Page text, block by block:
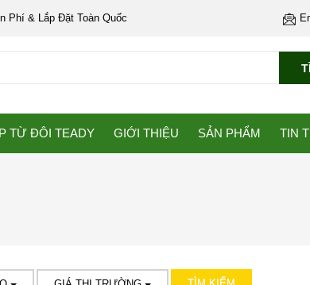
Phí & Lắp Đặt Toàn Quốc
TỪ ĐÔI TEADY GIỚI THIỆU SẢN PHẨM TIN